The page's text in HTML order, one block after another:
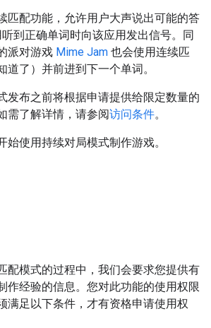
匹配功能，允许用户大声说出可能的答
到正确单词时向该应用发出信号。同
派对游戏 Mime Jam 也会使用连续匹
道了）并前进到下一个单词。
发布之前将根据申请提供给限定数量的
需了解详情，请参阅访问条件。
始使用持续对局模式制作游戏。
配模式的过程中，我们会要求您提供有
作经验的信息。您对此功能的使用权限
满足以下条件，才有资格申请使用权